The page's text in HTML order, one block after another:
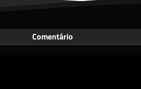
Comentário